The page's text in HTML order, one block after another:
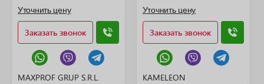
Уточнить цену
Заказать звонок
MAXPROF GRUP S.R.L.
Уточнить цену
Заказать звонок
KAMELEON